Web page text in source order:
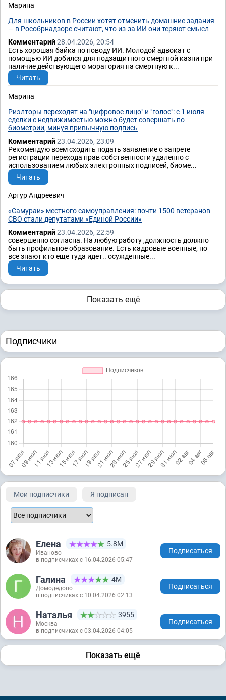
Марина
Для школьников в России хотят отменить домашние задания
— в Рособрнадзоре считают, что из-за ИИ они теряют смысл
Комментарий28.04.2026, 20:54
Есть хорошая байка по поводу ИИ. Молодой адвокат с
помощью ИИ добился для подзащитного смертной казни при
наличие действующего моратория на смертную к...
Читать
Марина
Риэлторы переходят на "цифровое лицо" и "голос": с 1 июля
сделки с недвижимостью можно будет совершать по
биометрии, минуя привычную подпись
Комментарий23.04.2026, 23:09
Рекомендую всем сходить подать заявление о запрете
регистрации перехода прав собственности удаленно с
использованием любых электронных подписей, биоме...
Читать
Артур Андреевич
«Самураи» местного самоуправления: почти 1500 ветеранов
СВО стали депутатами «Единой России»
Комментарий23.04.2026, 22:59
совершенно согласна. На любую работу ,должность должно
быть профильное образование. Есть кадровые военные, но
все знают кто еще туда идет.. осужденные...
Читать
Показать ещё
Подписчики
Мои подписчики Я подписан
Елена 5.8М
Иваново
в подписчиках с 16.04.2026 05:47
Подписаться
Галина 4М
Домодедово
в подписчиках с 10.04.2026 02:13
Подписаться
Наталья 3955
Москва
в подписчиках с 03.04.2026 04:05
Подписаться
Показать ещё